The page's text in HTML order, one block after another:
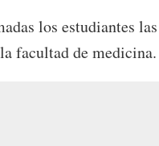
los estudiantes las
facultad de medicina.